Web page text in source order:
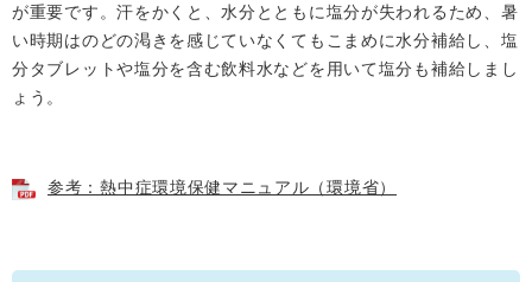
が重要です。汗をかくと、水分とともに塩分が失われるため、暑
い時期はのどの渇きを感じていなくてもこまめに水分補給し、塩
分タブレットや塩分を含む飲料水などを用いて塩分も補給しまし
ょう。
参考：熱中症環境保健マニュアル（環境省）